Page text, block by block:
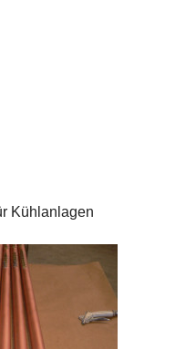
Kühlanlagen